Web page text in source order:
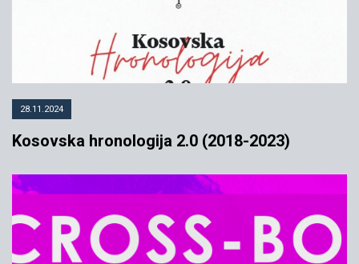
28.11.2024
Kosovska hronologija 2.0 (2018-2023)